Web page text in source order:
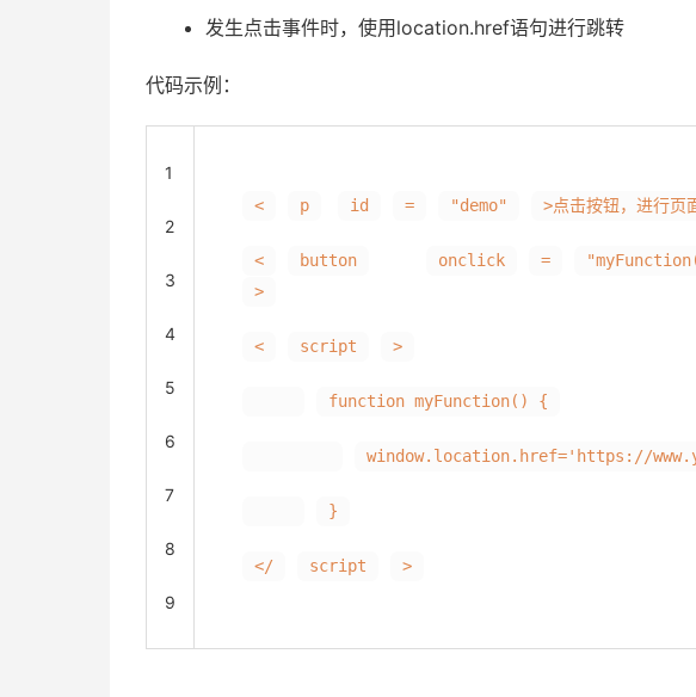
发生点击事件时，使用location.href语句进行跳转
代码示例：
1
2
3
4
5
6
7
8
9
< p id = "demo" >点击按钮，进行页
< button onclick =
>
< script >
function myFunction() {
window.location.href='https://
}
</ script >